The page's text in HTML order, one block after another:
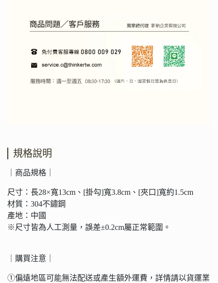
規格說明
｜商品規格｜
尺寸：長28×寬13cm、[掛勾]寬3.8cm、[夾口]寬約1.5cm
材質：304不鏽鋼
產地：中國
※尺寸皆為人工測量，誤差±0.2cm屬正常範圍。
｜購買注意｜
①偏遠地區可能無法配送或產生額外運費，詳情請以貨運業